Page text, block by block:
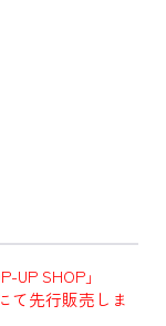
SHOP」
て先行販売しま